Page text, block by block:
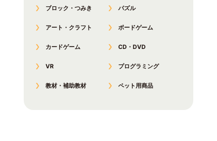
ブロック・つみき パズル
アート・クラフト ボードゲーム
カードゲーム CD・DVD
VR プログラミング
教材・補助教材 ペット用商品